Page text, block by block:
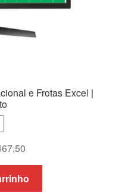
e Frotas Excel |
O
preço
atual
é: